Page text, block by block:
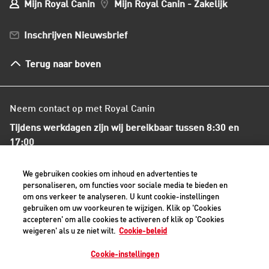
Mijn Royal Canin Mijn Royal Canin - Zakelijk
Inschrijven Nieuwsbrief
Terug naar boven
Mijn Club verzendingen
Verzenden
Algemene voorwaarden
Neem contact op met Royal Canin
Tijdens werkdagen zijn wij bereikbaar tussen 8:30 en
17:00
+31(0)413-318418
Contact met ons opnemen
Veilige betaalmethoden - alle bedragen zijn inclusief BTW
We gebruiken cookies om inhoud en advertenties te
personaliseren, om functies voor sociale media te bieden en
om ons verkeer te analyseren. U kunt cookie-instellingen
gebruiken om uw voorkeuren te wijzigen. Klik op 'Cookies
accepteren' om alle cookies te activeren of klik op 'Cookies
weigeren' als u ze niet wilt. Cookie-beleid
Cookie-instellingen